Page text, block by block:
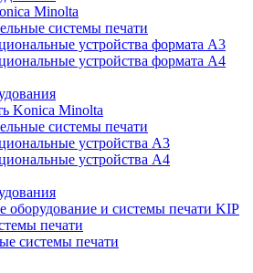
Minolta
системы печати
устройства формата A3
устройства формата A4
Konica Minolta
системы печати
устройства А3
устройства А4
и системы печати KIP
печати
системы печати